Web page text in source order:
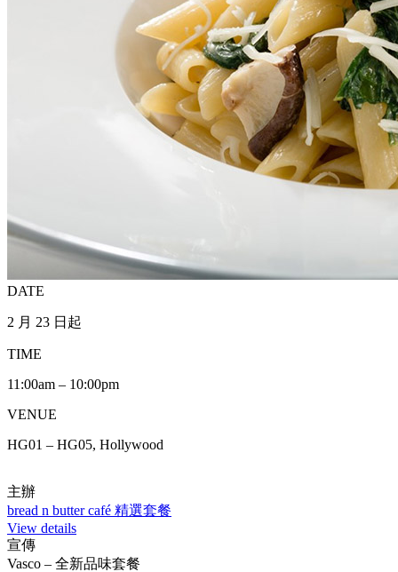
DATE
2 月 23 日起
TIME
11:00am – 10:00pm
VENUE
HG01 – HG05, Hollywood
主辦
bread n butter café 精選套餐
View details
宣傳
Vasco – 全新品味套餐